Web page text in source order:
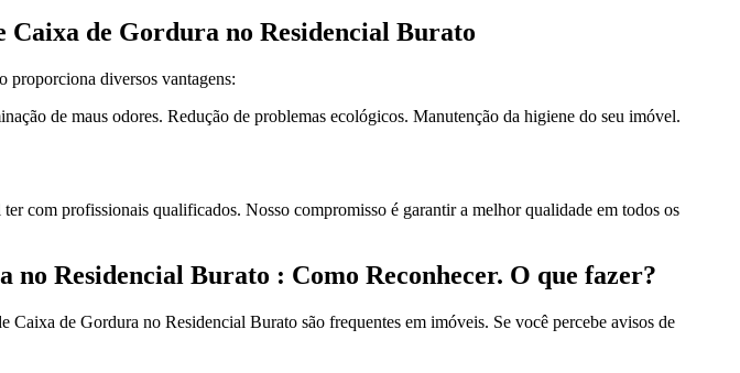
de Gordura no Residencial Burato
proporciona diversos vantagens:
de maus odores. Redução de problemas ecológicos. Manutenção da higiene do seu imóvel.
com profissionais qualificados. Nosso compromisso é garantir a melhor qualidade em todos os
Residencial Burato : Como Reconhecer. O que fazer?
de Gordura no Residencial Burato são frequentes em imóveis. Se você percebe avisos de